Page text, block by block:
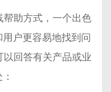
助方式，一个出色
户更容易地找到问
回答有关产品或业